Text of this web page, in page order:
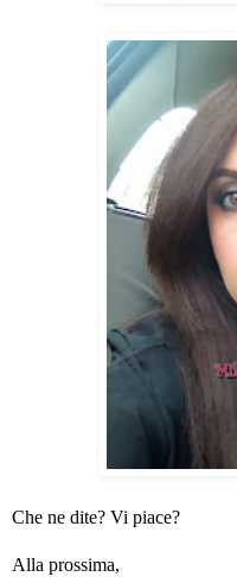
Che ne dite? Vi piace?
Alla prossima,